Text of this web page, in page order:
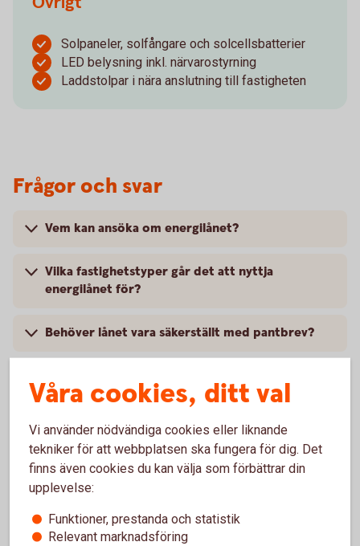
Solpaneler, solfångare och solcellsbatterier
LED belysning inkl. närvarostyrning
Laddstolpar i nära anslutning till fastigheten
Frågor och svar
Vem kan ansöka om energilånet?
Vilka fastighetstyper går det att nyttja
energilånet för?
Behöver lånet vara säkerställt med pantbrev?
på lånet?
Vad krävs för att få låna av Sparbanken Boken?
Hur vet vi vilken investering som ger mest
Vad får jag för ränta?
Våra cookies, ditt val
Vi använder nödvändiga cookies eller liknande
tekniker för att webbplatsen ska fungera för dig. Det
finns även cookies du kan välja som förbättrar din
upplevelse:
Funktioner, prestanda och statistik
Relevant marknadsföring